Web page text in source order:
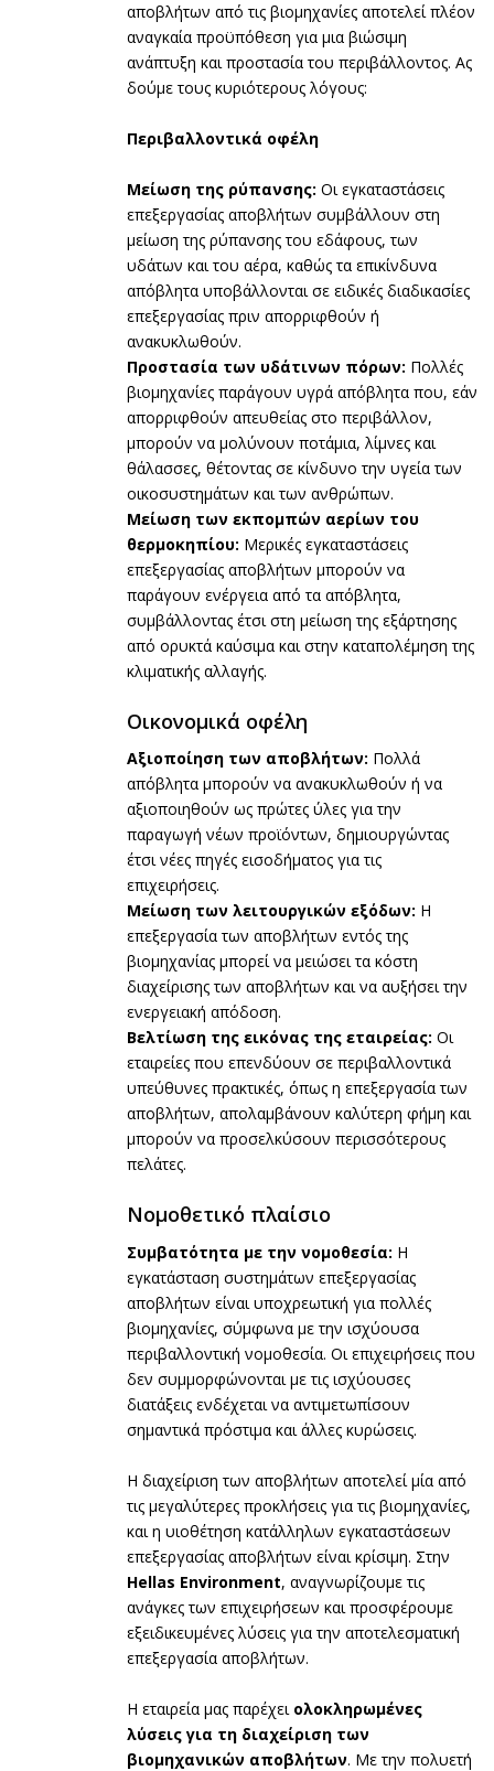
αποβλήτων από τις βιομηχανίες αποτελεί πλέον
αναγκαία προϋπόθεση για μια βιώσιμη
ανάπτυξη και προστασία του περιβάλλοντος. Ας
δούμε τους κυριότερους λόγους:
Περιβαλλοντικά οφέλη
Μείωση της ρύπανσης: Οι εγκαταστάσεις
επεξεργασίας αποβλήτων συμβάλλουν στη
μείωση της ρύπανσης του εδάφους, των
υδάτων και του αέρα, καθώς τα επικίνδυνα
απόβλητα υποβάλλονται σε ειδικές διαδικασίες
επεξεργασίας πριν απορριφθούν ή
ανακυκλωθούν.
Προστασία των υδάτινων πόρων: Πολλές
βιομηχανίες παράγουν υγρά απόβλητα που, εάν
απορριφθούν απευθείας στο περιβάλλον,
μπορούν να μολύνουν ποτάμια, λίμνες και
θάλασσες, θέτοντας σε κίνδυνο την υγεία των
οικοσυστημάτων και των ανθρώπων.
Μείωση των εκπομπών αερίων του
θερμοκηπίου: Μερικές εγκαταστάσεις
επεξεργασίας αποβλήτων μπορούν να
παράγουν ενέργεια από τα απόβλητα,
συμβάλλοντας έτσι στη μείωση της εξάρτησης
από ορυκτά καύσιμα και στην καταπολέμηση της
κλιματικής αλλαγής.
Οικονομικά οφέλη
Αξιοποίηση των αποβλήτων: Πολλά
απόβλητα μπορούν να ανακυκλωθούν ή να
αξιοποιηθούν ως πρώτες ύλες για την
παραγωγή νέων προϊόντων, δημιουργώντας
έτσι νέες πηγές εισοδήματος για τις
επιχειρήσεις.
Μείωση των λειτουργικών εξόδων: Η
επεξεργασία των αποβλήτων εντός της
βιομηχανίας μπορεί να μειώσει τα κόστη
διαχείρισης των αποβλήτων και να αυξήσει την
ενεργειακή απόδοση.
Βελτίωση της εικόνας της εταιρείας: Οι
εταιρείες που επενδύουν σε περιβαλλοντικά
υπεύθυνες πρακτικές, όπως η επεξεργασία των
αποβλήτων, απολαμβάνουν καλύτερη φήμη και
μπορούν να προσελκύσουν περισσότερους
πελάτες.
Νομοθετικό πλαίσιο
Συμβατότητα με την νομοθεσία: Η
εγκατάσταση συστημάτων επεξεργασίας
αποβλήτων είναι υποχρεωτική για πολλές
βιομηχανίες, σύμφωνα με την ισχύουσα
περιβαλλοντική νομοθεσία. Οι επιχειρήσεις που
δεν συμμορφώνονται με τις ισχύουσες
διατάξεις ενδέχεται να αντιμετωπίσουν
σημαντικά πρόστιμα και άλλες κυρώσεις.
Η διαχείριση των αποβλήτων αποτελεί μία από
τις μεγαλύτερες προκλήσεις για τις βιομηχανίες,
και η υιοθέτηση κατάλληλων εγκαταστάσεων
επεξεργασίας αποβλήτων είναι κρίσιμη. Στην
Hellas Environment, αναγνωρίζουμε τις
ανάγκες των επιχειρήσεων και προσφέρουμε
εξειδικευμένες λύσεις για την αποτελεσματική
επεξεργασία αποβλήτων.
Η εταιρεία μας παρέχει ολοκληρωμένες
λύσεις για τη διαχείριση των
βιομηχανικών αποβλήτων. Με την πολυετή